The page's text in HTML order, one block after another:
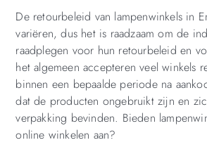
De retourbeleid van lampenwinkels in
variëren, dus het is raadzaam om de
raadplegen voor hun retourbeleid en
het algemeen accepteren veel winkels
binnen een bepaalde periode na
dat de producten ongebruikt zijn en
verpakking bevinden. Bieden
online winkelen aan?